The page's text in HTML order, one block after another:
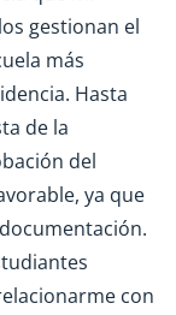
gestionan el
más
Hasta
de la
del
ya que
con